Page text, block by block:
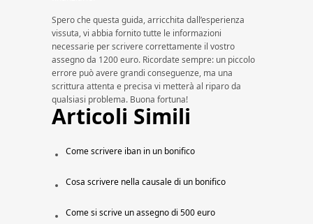
Spero che questa guida, arricchita dall’esperienza
vissuta, vi abbia fornito tutte le informazioni
necessarie per scrivere correttamente il vostro
assegno da 1200 euro. Ricordate sempre: un piccolo
errore può avere grandi conseguenze, ma una
scrittura attenta e precisa vi metterà al riparo da
qualsiasi problema. Buona fortuna!
Articoli Simili
Come scrivere iban in un bonifico
Cosa scrivere nella causale di un bonifico
Come si scrive un assegno di 500 euro